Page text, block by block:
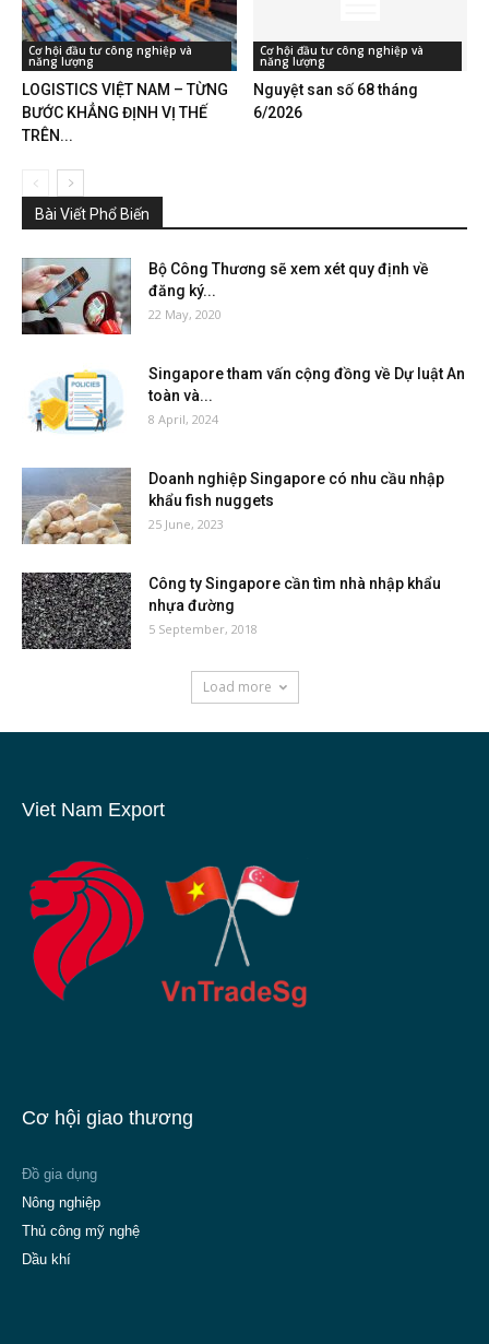
Cơ hội đầu tư công nghiệp và
năng lượng
LOGISTICS VIỆT NAM – TỪNG
BƯỚC KHẲNG ĐỊNH VỊ THẾ
TRÊN...
Cơ hội đầu tư công nghiệp và
năng lượng
Nguyệt san số 68 tháng
6/2026
Bài Viết Phổ Biến
Bộ Công Thương sẽ xem xét quy định về
đăng ký...
22 May, 2020
Singapore tham vấn cộng đồng về Dự luật An
toàn và...
8 April, 2024
Doanh nghiệp Singapore có nhu cầu nhập
khẩu fish nuggets
25 June, 2023
Công ty Singapore cần tìm nhà nhập khẩu
nhựa đường
5 September, 2018
Load more
Viet Nam Export
Cơ hội giao thương
Đồ gia dụng
Nông nghiệp
Thủ công mỹ nghệ
Dầu khí